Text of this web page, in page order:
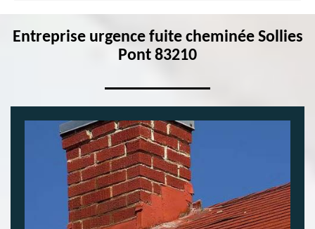
Entreprise urgence fuite cheminée Sollies
Pont 83210